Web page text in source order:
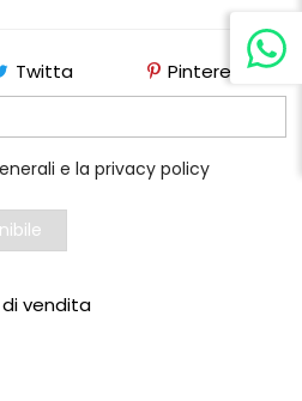
Twitta Pinterest
e la privacy policy
vendita